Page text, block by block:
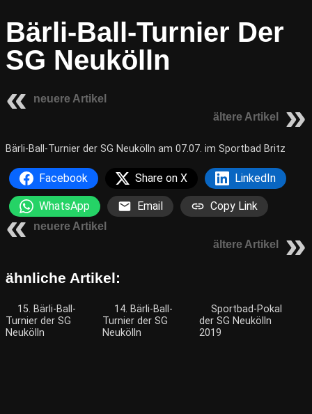
Bärli-Ball-Turnier Der
SG Neukölln
neuere Artikel
ältere Artikel
Bärli-Ball-Turnier der SG Neukölln am 07.07. im Sportbad Britz
Facebook Share on X LinkedIn
WhatsApp Email Copy Link
neuere Artikel
ältere Artikel
ähnliche Artikel:
15. Bärli-Ball-
Turnier der SG
Neukölln
14. Bärli-Ball-
Turnier der SG
Neukölln
Sportbad-Pokal
der SG Neukölln
2019